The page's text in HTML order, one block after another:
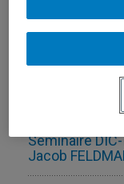
Séminaire
Jean-Rémy
Soutenance
VILLENEUVE
informatique
Séminaire
Jacob